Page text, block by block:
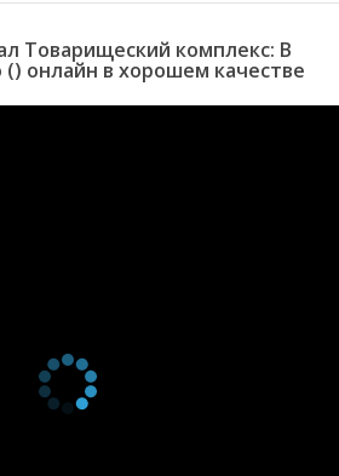
Товарищеский комплекс: В
онлайн в хорошем качестве